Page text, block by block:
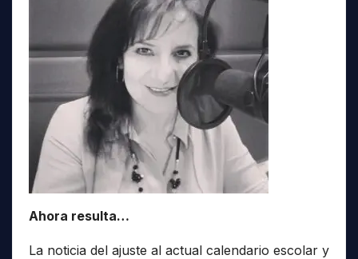
Ahora resulta…
La noticia del ajuste al actual calendario escolar y